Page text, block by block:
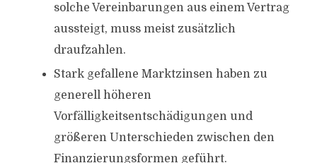
solche Vereinbarungen aus einem Vertrag
aussteigt, muss meist zusätzlich
draufzahlen.
Stark gefallene Marktzinsen haben zu
generell höheren
Vorfälligkeitsentschädigungen und
größeren Unterschieden zwischen den
Finanzierungsformen geführt.